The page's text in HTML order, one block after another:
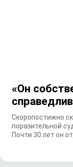
«Он
Скоропостижно
поразительной
Почти 30 лет он